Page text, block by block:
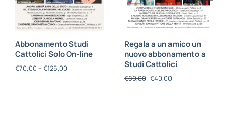
Abbonamento Studi
Cattolici Solo On-line
€70,00 – €125,00
Regala a un amico un
nuovo abbonamento a
Studi Cattolici
€80,00 €40,00